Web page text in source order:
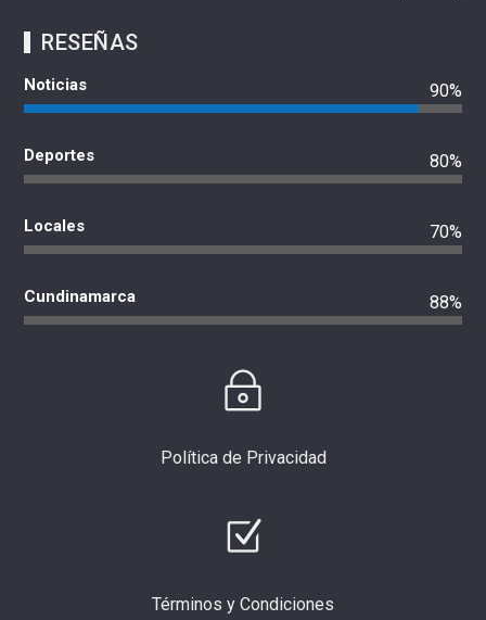
RESEÑAS
Noticias 90%
Deportes 80%
Locales 70%
Cundinamarca 88%
Política de Privacidad
Términos y Condiciones